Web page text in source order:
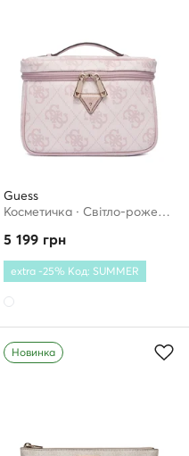
Guess
Косметичка · Світло-рожевий
5 199 грн
extra -25% Код: SUMMER
Новинка